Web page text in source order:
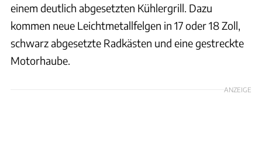
einem deutlich abgesetzten Kühlergrill. Dazu
kommen neue Leichtmetallfelgen in 17 oder 18 Zoll,
schwarz abgesetzte Radkästen und eine gestreckte
Motorhaube.
ANZEIGE